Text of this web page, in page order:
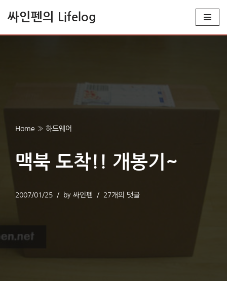
싸인펜의 Lifelog
Home » 하드웨어
맥북 도착!! 개봉기~
2007/01/25 by 싸인펜 27개의 댓글